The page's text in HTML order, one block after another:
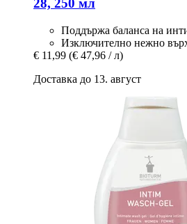
28, 250 мл
Поддържа баланса на
Изключително нежно
€ 11,99 (€ 47,96 / л)
Доставка до 13. август